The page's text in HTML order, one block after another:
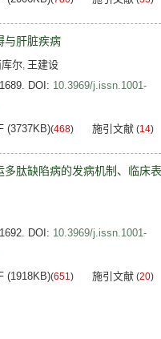
与肝脏疾病
库尔, 王建设
DOI: 10.3969/j.issn.1001-
(3737KB)(468) 施引文献 (14)
多肽缺陷病的发病机制、临床
DOI: 10.3969/j.issn.1001-
(1918KB)(651) 施引文献 (20)